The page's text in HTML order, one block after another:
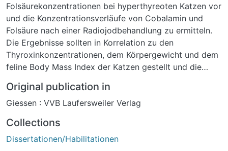
Folsäurekonzentrationen bei hyperthyreoten Katzen vor
und die Konzentrationsverläufe von Cobalamin und
Folsäure nach einer Radiojodbehandlung zu ermitteln.
Die Ergebnisse sollten in Korrelation zu den
Thyroxinkonzentrationen, dem Körpergewicht und dem
feline Body Mass Index der Katzen gestellt und die
untersucht werden. In unserer prospektiven Studie
untersuchten wir 30 hyperthyreote Katzen vor und
und Thyroxinkonzentrationen, das Körpergewicht, der
feline Body Mass Index und die klinischen Symptome
Original publication in
Giessen : VVB Laufersweiler Verlag
Collections
Dissertationen/Habilitationen